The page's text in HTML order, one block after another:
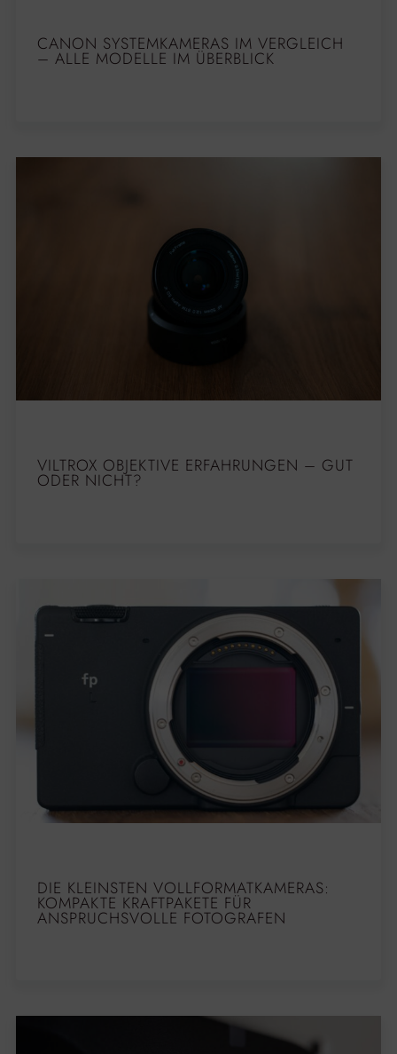
CANON SYSTEMKAMERAS IM VERGLEICH
– ALLE MODELLE IM ÜBERBLICK
VILTROX OBJEKTIVE ERFAHRUNGEN – GUT
ODER NICHT?
DIE KLEINSTEN VOLLFORMATKAMERAS:
KOMPAKTE KRAFTPAKETE FÜR
ANSPRUCHSVOLLE FOTOGRAFEN